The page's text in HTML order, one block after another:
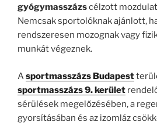
gyógymasszázscélzott
Nemcsak sportolóknak ajánlott,
rendszeresen mozognak vagy
munkát végeznek.
Asportmasszázs Budapest
sportmasszázs 9. kerület
sérülések megelőzésében, a
gyorsításában és az izomláz